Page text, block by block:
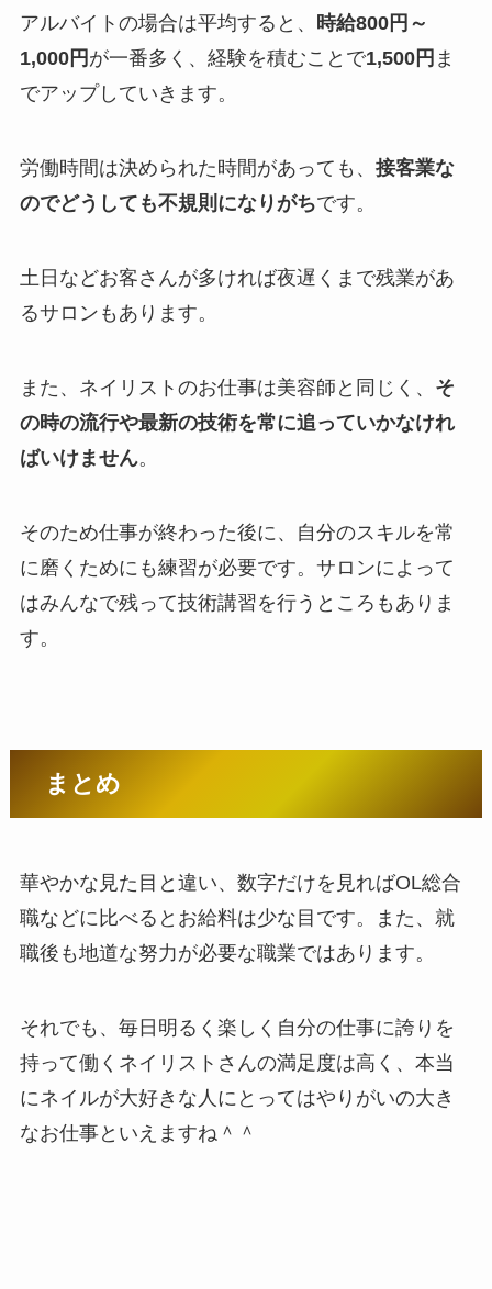
アルバイトの場合は平均すると、 時給800円～
1,000円 が一番多く、経験を積むことで1,500円 ま
でアップしていきます。
労働時間は決められた時間があっても、 接客業な
のでどうしても不規則になりがちです。
土日などお客さんが多ければ夜遅くまで残業があ
るサロンもあります。
また、ネイリストのお仕事は美容師と同じく、 そ
の時の流行や最新の技術を常に追っていかなけれ
ばいけません。
そのため仕事が終わった後に、自分のスキルを常
に磨くためにも練習が必要です。サロンによって
はみんなで残って技術講習を行うところもありま
す。
まとめ
華やかな見た目と違い、数字だけを見ればOL総合
職などに比べるとお給料は少な目です。また、就
職後も地道な努力が必要な職業ではあります。
それでも、毎日明るく楽しく自分の仕事に誇りを
持って働くネイリストさんの満足度は高く、本当
にネイルが大好きな人にとってはやりがいの大き
なお仕事といえますね＾＾